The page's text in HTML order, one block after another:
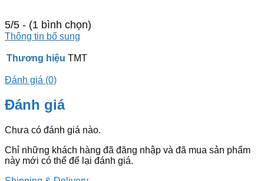
5/5 - (1 bình chọn)
Thông tin bổ sung
Thương hiệu TMT
Đánh giá (0)
Đánh giá
Chưa có đánh giá nào.
Chỉ những khách hàng đã đăng nhập và đã mua sản phẩm
này mới có thể để lại đánh giá.